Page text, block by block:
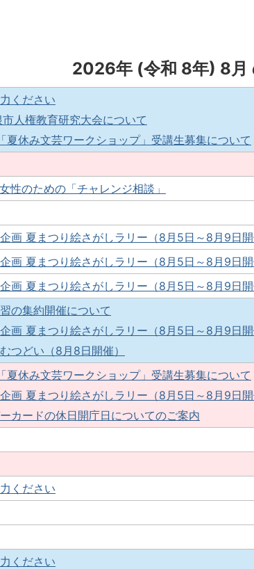
2026年 (令和 8年) 8月
ください
人権教育研究大会について
夏休み文芸ワークショップ」受講生募集について
性のための「チャレンジ相談」
画 夏まつり絵さがしラリー（8月5日～8月9日開
画 夏まつり絵さがしラリー（8月5日～8月9日開
画 夏まつり絵さがしラリー（8月5日～8月9日開
の集約開催について
画 夏まつり絵さがしラリー（8月5日～8月9日開
つどい（8月8日開催）
夏休み文芸ワークショップ」受講生募集について
画 夏まつり絵さがしラリー（8月5日～8月9日開
カードの休日開庁日についてのご案内
ください
ください